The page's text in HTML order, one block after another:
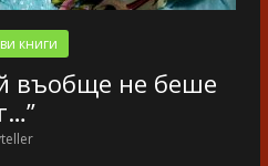
книги
въобще не беше